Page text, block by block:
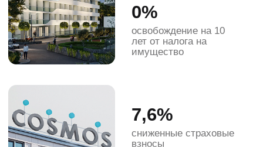
Cosmos Stay Hidden Yalta и
бизнес-модель Cosmos Hotel
Groupполностью нивелируют
фактор сезонности